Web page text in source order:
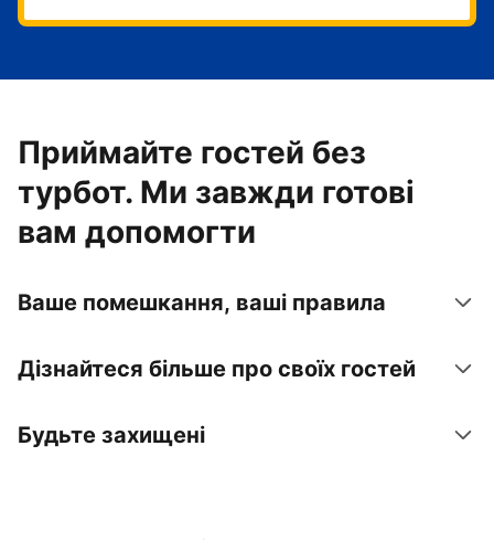
Приймайте гостей без
турбот. Ми завжди готові
вам допомогти
Ваше помешкання, ваші правила
Дізнайтеся більше про своїх гостей
Будьте захищені
Зареєструвати помешкання вже зараз